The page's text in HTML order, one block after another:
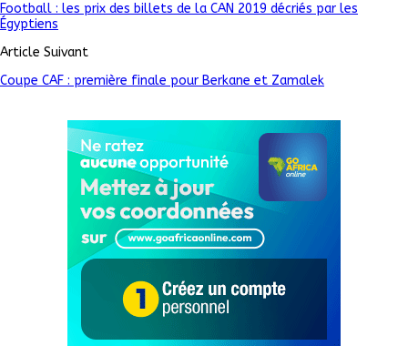
Football : les prix des billets de la CAN 2019 décriés par les
Égyptiens
Article Suivant
Coupe CAF : première finale pour Berkane et Zamalek